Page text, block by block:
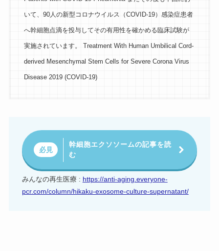
いて、90人の新型コロナウイルス（COVID-19）感染症患者
へ幹細胞点滴を投与してその有用性を確かめる臨床試験が
実施されています。 Treatment With Human Umbilical Cord-
derived Mesenchymal Stem Cells for Severe Corona Virus
Disease 2019 (COVID-19)
必見
幹細胞エクソソームの記事を読
む
みんなの再生医療 : https://anti-aging.everyone-
pcr.com/column/hikaku-exosome-culture-supernatant/